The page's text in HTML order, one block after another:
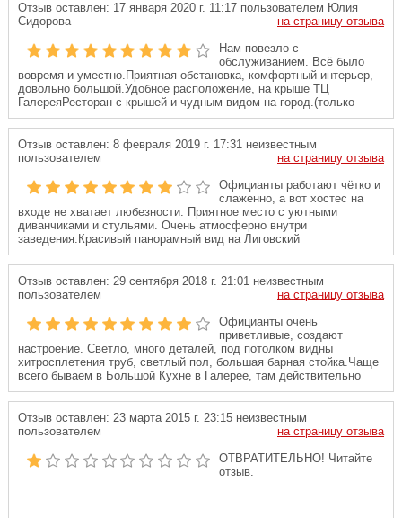
Отзыв оставлен: 17 января 2020 г. 11:17 пользователем Юлия
Сидорова
на страницу отзыва
Нам повезло с
обслуживанием. Всё было
вовремя и уместно.Приятная обстановка, комфортный интерьер,
довольно большой.Удобное расположение, на крыше ТЦ
ГалереяРесторан с крышей и чудным видом на город.(только
Отзыв оставлен: 8 февраля 2019 г. 17:31 неизвестным
пользователем
на страницу отзыва
Официанты работают чётко и
слаженно, а вот хостес на
входе не хватает любезности. Приятное место с уютными
диванчиками и стульями. Очень атмосферно внутри
заведения.Красивый панорамный вид на Лиговский
Отзыв оставлен: 29 сентября 2018 г. 21:01 неизвестным
пользователем
на страницу отзыва
Официанты очень
приветливые, создают
настроение. Светло, много деталей, под потолком видны
хитросплетения труб, светлый пол, большая барная стойка.Чаще
всего бываем в Большой Кухне в Галерее, там действительно
Отзыв оставлен: 23 марта 2015 г. 23:15 неизвестным
пользователем
на страницу отзыва
ОТВРАТИТЕЛЬНО! Читайте
отзыв.